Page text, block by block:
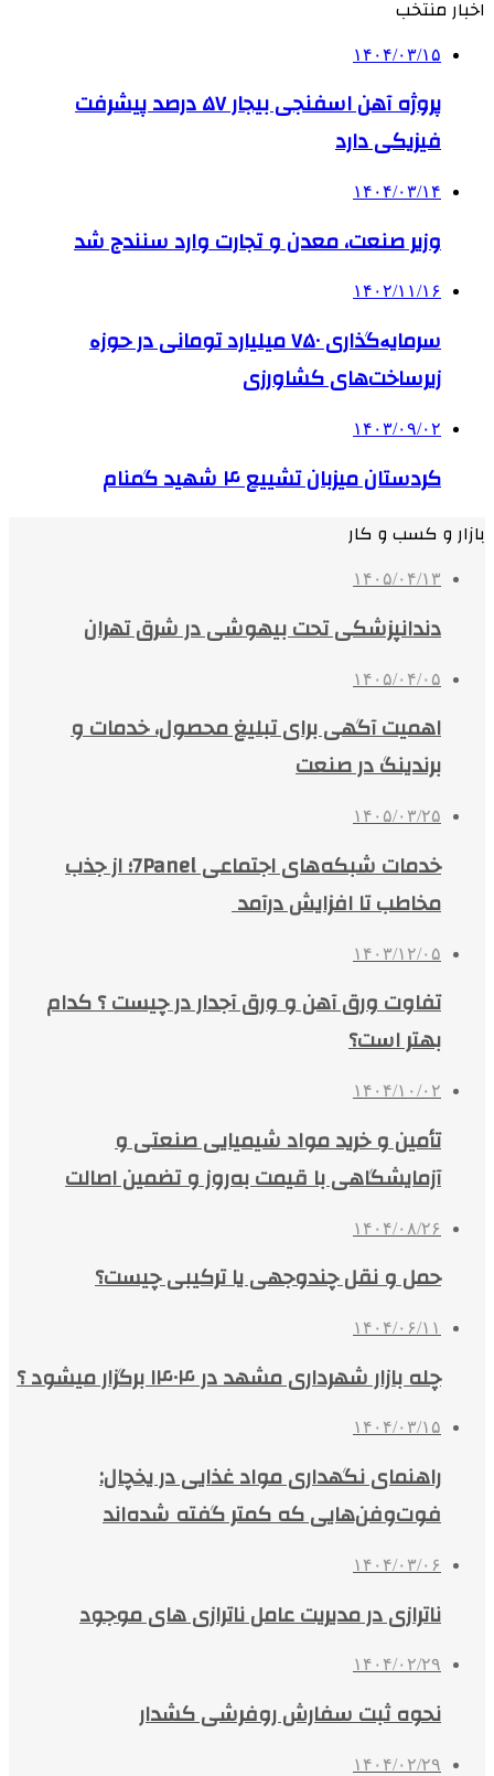
اخبار منتخب
۱۴۰۴/۰۳/۱۵
پروژه آهن اسفنجی بیجار ۵۷ درصد پیشرفت
فیزیکی دارد
۱۴۰۴/۰۳/۱۴
وزیر صنعت، معدن و تجارت وارد سنندج شد
۱۴۰۲/۱۱/۱۶
سرمایەگذاری ۷۵۰ میلیارد تومانی در حوزە
زیرساخت‌های کشاورزی
۱۴۰۳/۰۹/۰۲
کردستان میزبان تشییع ۴ شهید گمنام
بازار و کسب و کار
۱۴۰۵/۰۴/۱۳
دندانپزشکی تحت بیهوشی در شرق تهران
۱۴۰۵/۰۴/۰۵
اهمیت آگهی برای تبلیغ محصول، خدمات و
برندینگ در صنعت
۱۴۰۵/۰۳/۲۵
خدمات شبکه‌های اجتماعی 7Panel؛ از جذب
مخاطب تا افزایش درآمد
۱۴۰۳/۱۲/۰۵
تفاوت ورق آهن و ورق آجدار در چیست ؟ کدام
بهتر است؟
۱۴۰۴/۱۰/۰۲
تأمین و خرید مواد شیمیایی صنعتی و
آزمایشگاهی با قیمت به‌روز و تضمین اصالت
۱۴۰۴/۰۸/۲۶
حمل و نقل چندوجهی یا ترکیبی چیست؟
۱۴۰۴/۰۶/۱۱
چله بازار شهرداری مشهد در ۱۴۰۴ برگزار میشود ؟
۱۴۰۴/۰۳/۱۵
راهنمای نگهداری مواد غذایی در یخچال:
فوت‌وفن‌هایی که کمتر گفته شده‌اند
۱۴۰۴/۰۳/۰۶
ناترازی در مدیریت عامل ناترازی های موجود
۱۴۰۴/۰۲/۲۹
نحوه ثبت سفارش روفرشی کشدار
۱۴۰۴/۰۲/۲۹